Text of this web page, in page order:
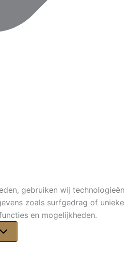
gebruiken wij
zoals surfgedrag of
en mogelijkheden.